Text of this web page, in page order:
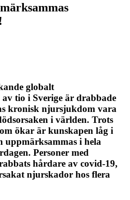
globalt
tio i Sverige är drabbade
kronisk njursjukdom vara
i världen. Trots
ökar är kunskapen låg i
uppmärksammas i hela
Personer med
hårdare av covid-19,
njurskador hos flera